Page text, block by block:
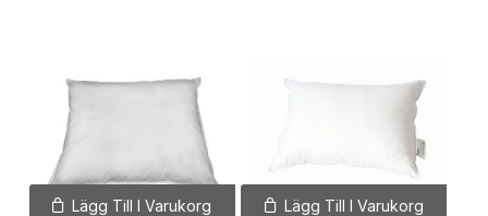
Lägg Till I Varukorg Lägg Till I Varukorg